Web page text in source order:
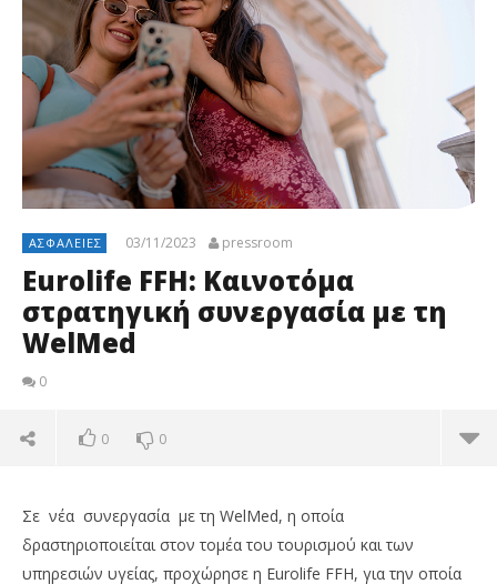
ΑΣΦΆΛΕΙΕΣ 03/11/2023 pressroom
Eurolife FFH: Καινοτόμα
στρατηγική συνεργασία με τη
WelMed
0
0 0
Σε νέα συνεργασία με τη WelMed, η οποία
δραστηριοποιείται στον τομέα του τουρισμού και των
υπηρεσιών υγείας, προχώρησε η Eurolife FFH, για την οποία